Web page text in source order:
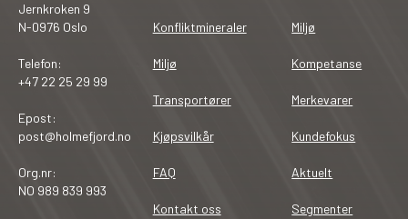
Jernkroken 9
N-0976 Oslo
Telefon:
+47 22 25 29 99
Epost:
post@holmefjord.no
Org.nr:
NO 989 839 993
Konfliktmineraler
Miljø
Transportører
Kjøpsvilkår
FAQ
Kontakt oss
Miljø
Kompetanse
Merkevarer
Kundefokus
Aktuelt
Segmenter